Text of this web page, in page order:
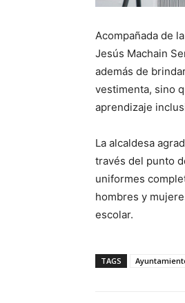
Acompañada de
Jesús Machain
además de
vestimenta, sino
aprendizaje
La alcaldesa
través del punto
uniformes
hombres y
escolar.
TAGS